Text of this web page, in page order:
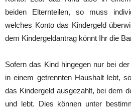
beiden Elternteilen, so muss
welches Konto das Kindergeld
dem Kindergeldantrag könnt Ihr die
Sofern das Kind hingegen nur bei
in einem getrennten Haushalt lebt,
das Kindergeld ausgezahlt, bei dem
und lebt. Dies können unter